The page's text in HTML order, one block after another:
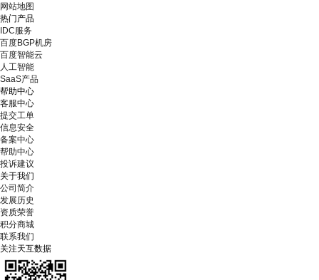
网站地图
热门产品
IDC服务
百度BGP机房
百度智能云
人工智能
SaaS产品
帮助中心
客服中心
提交工单
信息安全
备案中心
帮助中心
投诉建议
关于我们
公司简介
发展历史
资质荣誉
积分商城
联系我们
关注天互数据